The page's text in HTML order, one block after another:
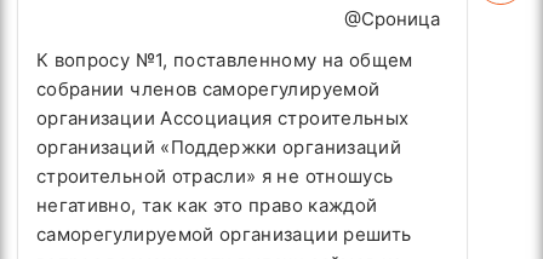
@Сроница
К вопросу №1, поставленному на общем
собрании членов саморегулируемой
организации Ассоциация строительных
организаций «Поддержки организаций
строительной отрасли» я не отношусь
негативно, так как это право каждой
саморегулируемой организации решить